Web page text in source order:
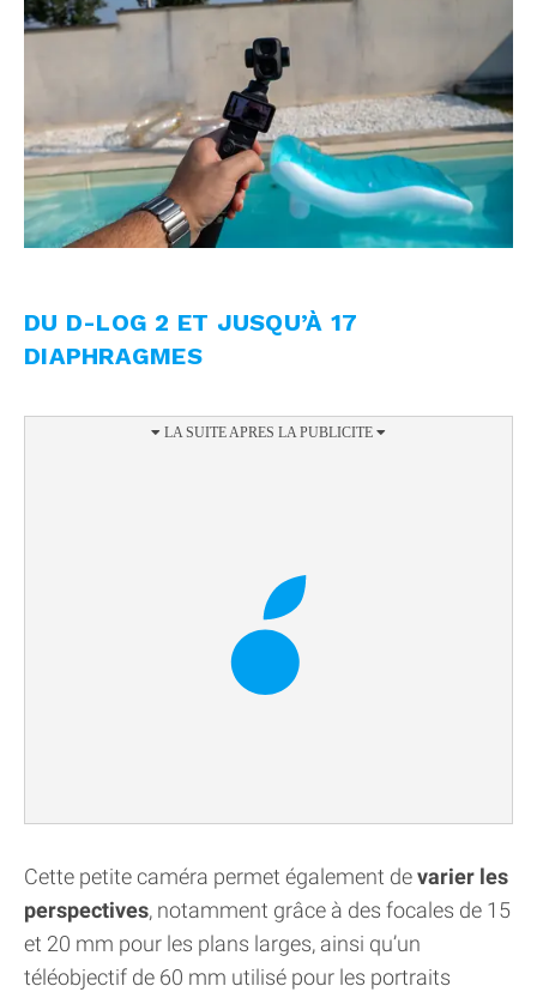
DU D-LOG 2 ET JUSQU’À 17
DIAPHRAGMES
Cette petite caméra permet également devarier les
perspectives, notamment grâce à des focales de 15
et 20 mm pour les plans larges, ainsi qu’un
téléobjectif de 60 mm utilisé pour les portraits